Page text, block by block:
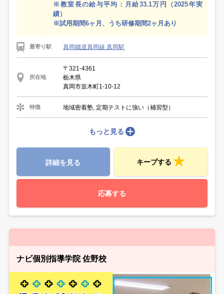
※教室長の給与平均：月給33.1万円（2025年実
績）
※試用期間6ヶ月、うち研修期間2ヶ月あり
最寄り駅 真岡鐵道真岡線 真岡駅
所在地
〒321-4361
栃木県
真岡市並木町1-10-12
特徴 地域密着塾, 定期テストに強い（補習型）
もっと見る
詳細を見る キープする
応募する
ナビ個別指導学院 佐野校